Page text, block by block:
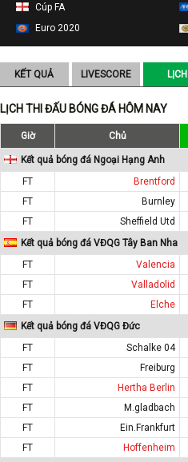
Cúp FA
Euro 2020
KẾT QUẢ LIVESCORE LỊCH
LỊCH THI ĐẤU BÓNG ĐÁ HÔM NAY
Giờ Chủ
Kết quả bóng đá Ngoại Hạng Anh
FT
Brentford
FT
Burnley
FT
Sheffield Utd
Kết quả bóng đá VĐQG Tây Ban Nha
FT
Valencia
FT
Valladolid
FT
Elche
Kết quả bóng đá VĐQG Đức
FT
Schalke 04
FT
Freiburg
FT
Hertha Berlin
FT
M.gladbach
FT
Ein.Frankfurt
FT
Hoffenheim